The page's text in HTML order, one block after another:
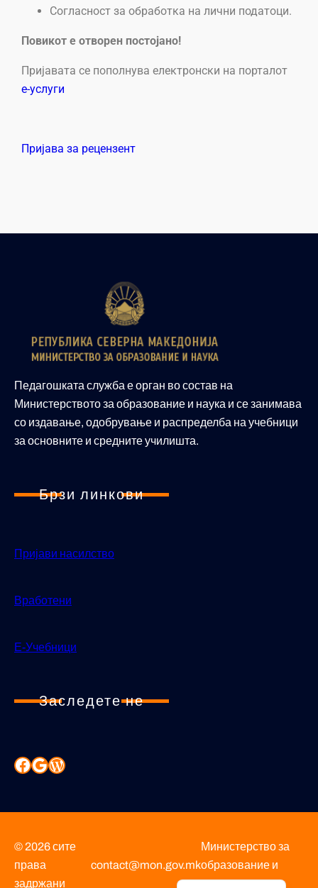
Согласност за обработка на лични податоци.
Повикот е отворен постојано!
Пријавата се пополнува електронски на порталот
е-услуги
Пријава за рецензент
Педагошката служба е орган во состав на
Министерството за образование и наука и се занимава
со издавање, одобрување и распределба на учебници
за основните и средните училишта.
Брзи линкови
Пријави насилство
Вработени
Е-Учебници
Заследете не
© 2026 сите
права
задржани
contact@mon.gov.mk
Министерство за
образование и
наука